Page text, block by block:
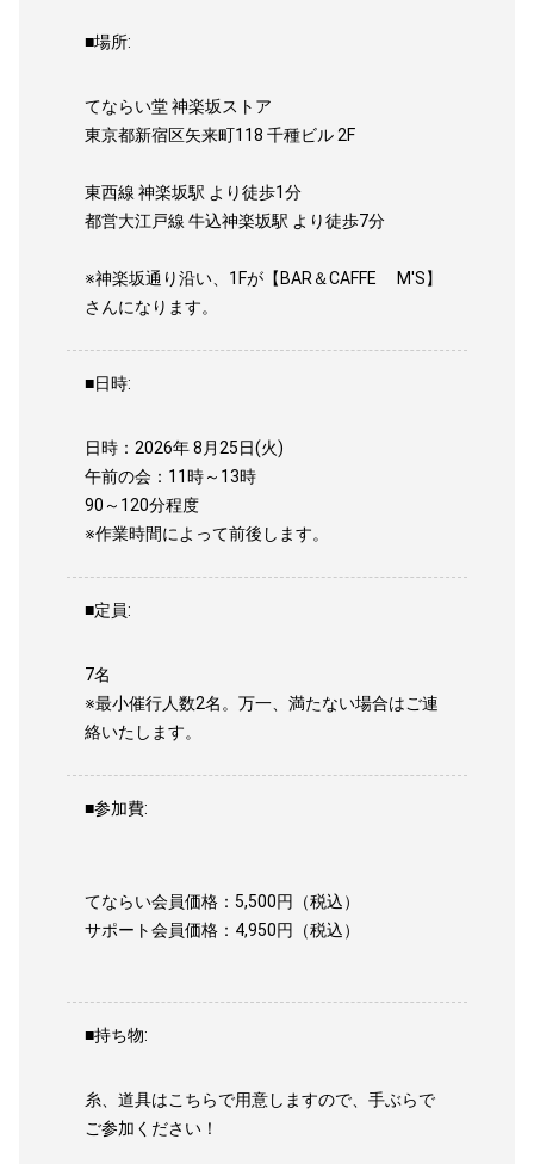
■場所:
てならい堂 神楽坂ストア
東京都新宿区矢来町118 千種ビル 2F
東西線 神楽坂駅 より徒歩1分
都営大江戸線 牛込神楽坂駅 より徒歩7分
※神楽坂通り沿い、1Fが【BAR＆CAFFE M'S】
さんになります。
■日時:
日時：2026年 8月25日(火)
午前の会：11時～13時
90～120分程度
※作業時間によって前後します。
■定員:
7名
※最小催行人数2名。万一、満たない場合はご連
絡いたします。
■参加費:
てならい会員価格：5,500円（税込）
サポート会員価格：4,950円（税込）
■持ち物:
糸、道具はこちらで用意しますので、手ぶらで
ご参加ください！